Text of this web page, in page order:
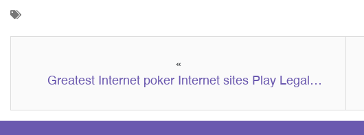
«
Greatest Internet poker Internet sites Play Legal